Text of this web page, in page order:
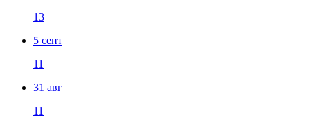
13
5 сент
11
31 авг
11